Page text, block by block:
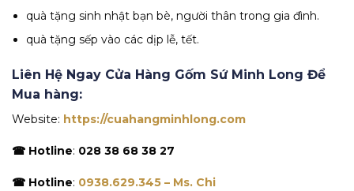
quà tặng sinh nhật bạn bè, người thân trong gia đình.
quà tặng sếp vào các dịp lễ, tết.
Liên Hệ Ngay Cửa Hàng Gốm Sứ Minh Long Để
Mua hàng:
Website: https://cuahangminhlong.com
☎ Hotline: 028 38 68 38 27
☎ Hotline: 0938.629.345 – Ms. Chi